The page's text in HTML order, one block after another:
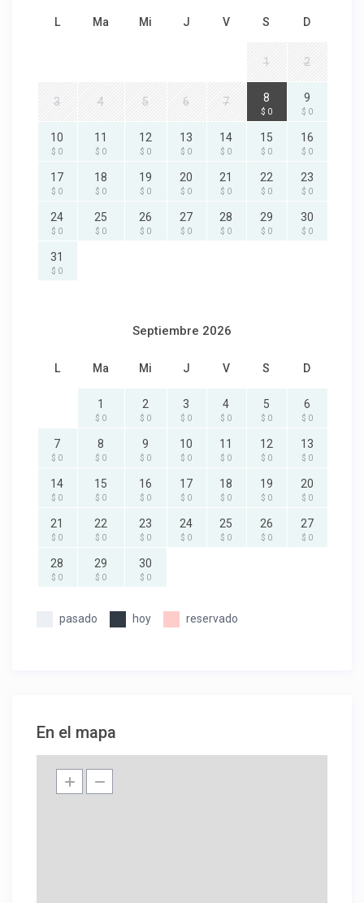
L Ma Mi J V S D
1 2
3 4 5 6 7 8
$ 0
9
$ 0
10
$ 0
11
$ 0
12
$ 0
13
$ 0
14
$ 0
15
$ 0
16
$ 0
17
$ 0
18
$ 0
19
$ 0
20
$ 0
21
$ 0
22
$ 0
23
$ 0
24
$ 0
25
$ 0
26
$ 0
27
$ 0
28
$ 0
29
$ 0
30
$ 0
31
$ 0
Septiembre 2026
L Ma Mi J V S D
1
$ 0
2
$ 0
3
$ 0
4
$ 0
5
$ 0
6
$ 0
7
$ 0
8
$ 0
9
$ 0
10
$ 0
11
$ 0
12
$ 0
13
$ 0
14
$ 0
15
$ 0
16
$ 0
17
$ 0
18
$ 0
19
$ 0
20
$ 0
21
$ 0
22
$ 0
23
$ 0
24
$ 0
25
$ 0
26
$ 0
27
$ 0
28
$ 0
29
$ 0
30
$ 0
pasado hoy reservado
En el mapa